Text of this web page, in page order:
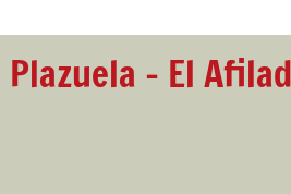
Plazuela - El